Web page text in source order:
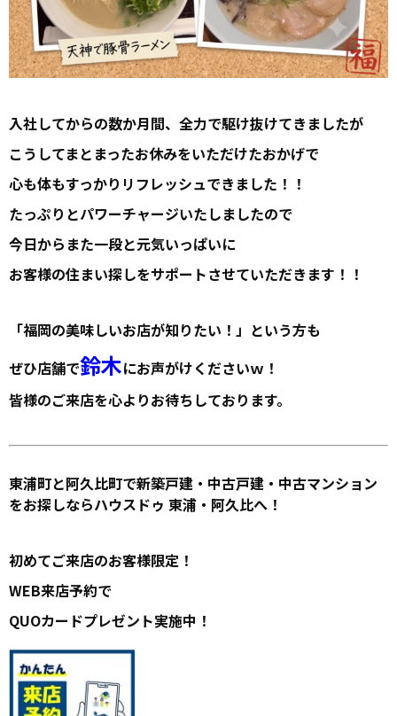
入社してからの数か月間、全力で駆け抜けてきましたが
こうしてまとまったお休みをいただけたおかげで
心も体もすっかりリフレッシュできました！！
たっぷりとパワーチャージいたしましたので
今日からまた一段と元気いっぱいに
お客様の住まい探しをサポートさせていただきます！！
「福岡の美味しいお店が知りたい！」という方も
ぜひ店舗で鈴木にお声がけくださいｗ！
皆様のご来店を心よりお待ちしております。
東浦町と阿久比町で新築戸建・中古戸建・中古マンション
をお探しならハウスドゥ 東浦・阿久比へ！
初めてご来店のお客様限定！
WEB来店予約で
QUOカードプレゼント実施中！